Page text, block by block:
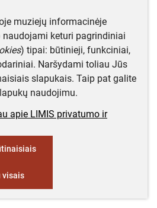
muziejų informacinėje
naudojami keturi pagrindiniai
) tipai: būtinieji, funkciniai,
Naršydami toliau Jūs
slapukais. Taip pat galite
naudojimu.
apie LIMIS privatumo ir
visais